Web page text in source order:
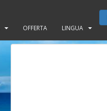
OFFERTA LINGUA